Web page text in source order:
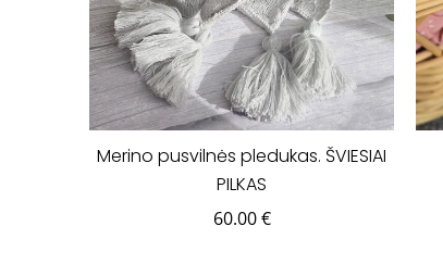
Merino pusvilnės pledukas. ŠVIESIAI
PILKAS
60.00€